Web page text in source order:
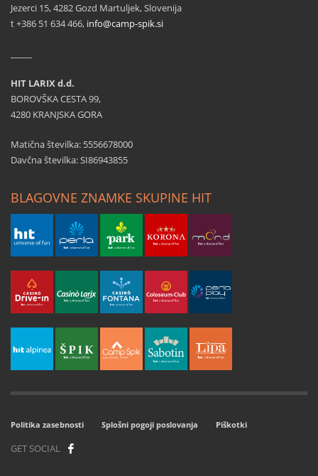
Jezerci 15, 4282 Gozd Martuljek, Slovenija
t +386 51 634 466, info@camp-spik.si
HIT LARIX d.d.
BOROVŠKA CESTA 99,
4280 KRANJSKA GORA
Matična številka: 5556678000
Davčna številka: SI86943855
BLAGOVNE ZNAMKE SKUPINE HIT
Politika zasebnosti Splošni pogoji poslovanja Piškotki
GET SOCIAL